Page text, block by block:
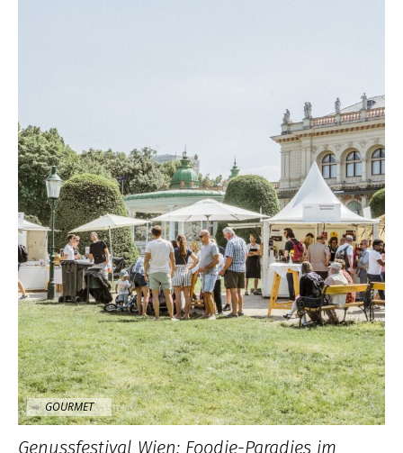
GOURMET
Genussfestival Wien: Foodie-Paradies im